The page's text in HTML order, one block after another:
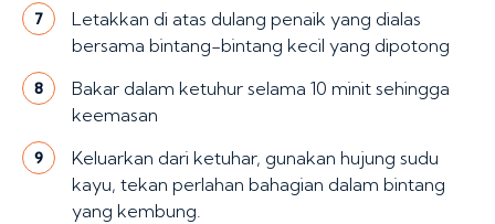
7
Letakkan di atas dulang penaik yang dialas
bersama bintang-bintang kecil yang dipotong
8
Bakar dalam ketuhur selama 10 minit sehingga
keemasan
9
Keluarkan dari ketuhar, gunakan hujung sudu
kayu, tekan perlahan bahagian dalam bintang
yang kembung.